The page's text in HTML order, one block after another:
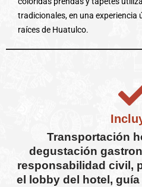
tradicionales, en una experiencia
raíces de Huatulco.
Transportación
degustación
responsabilidad civil,
el lobby del hotel,